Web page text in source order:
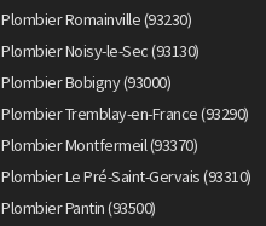
Plombier Romainville (93230)
Plombier Noisy-le-Sec (93130)
Plombier Bobigny (93000)
Plombier Tremblay-en-France (93290)
Plombier Montfermeil (93370)
Plombier Le Pré-Saint-Gervais (93310)
Plombier Pantin (93500)